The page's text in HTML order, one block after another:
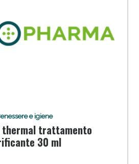
e igiene
thermal trattamento
30 ml